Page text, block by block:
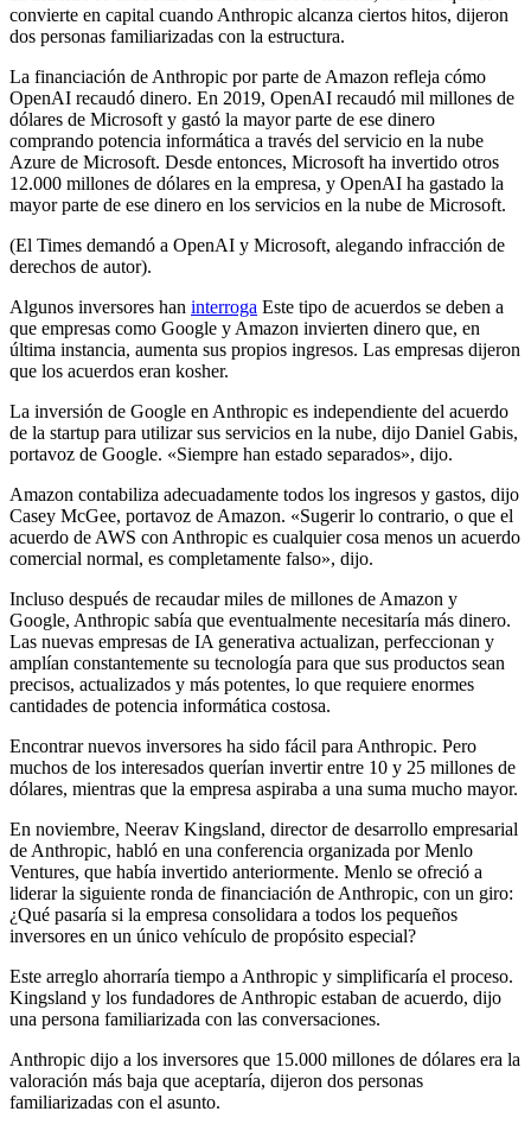
convierte en capital cuando Anthropic alcanza ciertos hitos, dijeron
dos personas familiarizadas con la estructura.
La financiación de Anthropic por parte de Amazon refleja cómo
OpenAI recaudó dinero. En 2019, OpenAI recaudó mil millones de
dólares de Microsoft y gastó la mayor parte de ese dinero
comprando potencia informática a través del servicio en la nube
Azure de Microsoft. Desde entonces, Microsoft ha invertido otros
12.000 millones de dólares en la empresa, y OpenAI ha gastado la
mayor parte de ese dinero en los servicios en la nube de Microsoft.
(El Times demandó a OpenAI y Microsoft, alegando infracción de
derechos de autor).
Algunos inversores han interroga Este tipo de acuerdos se deben a
que empresas como Google y Amazon invierten dinero que, en
última instancia, aumenta sus propios ingresos. Las empresas dijeron
que los acuerdos eran kosher.
La inversión de Google en Anthropic es independiente del acuerdo
de la startup para utilizar sus servicios en la nube, dijo Daniel Gabis,
portavoz de Google. «Siempre han estado separados», dijo.
Amazon contabiliza adecuadamente todos los ingresos y gastos, dijo
Casey McGee, portavoz de Amazon. «Sugerir lo contrario, o que el
acuerdo de AWS con Anthropic es cualquier cosa menos un acuerdo
comercial normal, es completamente falso», dijo.
Incluso después de recaudar miles de millones de Amazon y
Google, Anthropic sabía que eventualmente necesitaría más dinero.
Las nuevas empresas de IA generativa actualizan, perfeccionan y
amplían constantemente su tecnología para que sus productos sean
precisos, actualizados y más potentes, lo que requiere enormes
cantidades de potencia informática costosa.
Encontrar nuevos inversores ha sido fácil para Anthropic. Pero
muchos de los interesados ​​querían invertir entre 10 y 25 millones de
dólares, mientras que la empresa aspiraba a una suma mucho mayor.
En noviembre, Neerav Kingsland, director de desarrollo empresarial
de Anthropic, habló en una conferencia organizada por Menlo
Ventures, que había invertido anteriormente. Menlo se ofreció a
liderar la siguiente ronda de financiación de Anthropic, con un giro:
¿Qué pasaría si la empresa consolidara a todos los pequeños
inversores en un único vehículo de propósito especial?
Este arreglo ahorraría tiempo a Anthropic y simplificaría el proceso.
Kingsland y los fundadores de Anthropic estaban de acuerdo, dijo
una persona familiarizada con las conversaciones.
Anthropic dijo a los inversores que 15.000 millones de dólares era la
valoración más baja que aceptaría, dijeron dos personas
familiarizadas con el asunto.